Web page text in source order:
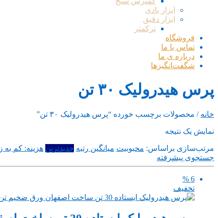
ابزار بادی
ابزار دقیق
ترکمتر
فروشگاه
تماس با ما
درباره ی ما
شگفت‌انگیزها
پرس هیدرولیک ۳۰ تن
خانه / محصولات برچسب خورده “پرس هیدرولیک ۳۰ تن”
نمایش یک نتیجه
مرتب‌سازی براساس: محبوبیت میانگین رتبه جدیدترین هزینه: کم به
جستجوی پیشرفته
6 %
تخفیف